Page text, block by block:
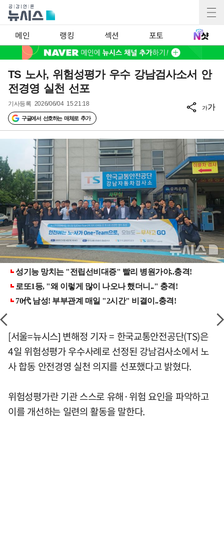
메인 랭킹 섹션 포토
TS 노사, 위험성평가 우수 강남검사소서 안
전경영 실천 선포
기사등록 2026/06/04 15:21:18
구글에서 선호하는 매체로 추가
가가
[서울=뉴시스] 변해정 기자 = 한국교통안전공단(TS)은
4일 위험성평가 우수사례로 선정된 강남검사소에서 노
사 합동 안전경영 실천 의지를 선포했다고 밝혔다.
위험성평가란 기관 스스로 유해·위험 요인을 파악하고
이를 개선하는 일련의 활동을 말한다.